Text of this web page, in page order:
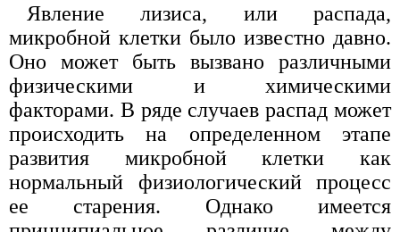
Явление лизиса, или распада,
микробной клетки было известно давно.
Оно может быть вызвано различными
физическими и химическими
факторами. В ряде случаев распад может
происходить на определенном этапе
развития микробной клетки как
нормальный физиологический процесс
ее старения. Однако имеется